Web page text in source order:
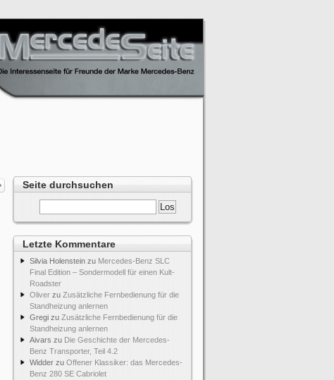
Seite durchsuchen
Letzte Kommentare
Silvia Holenstein zu Mercedes-Benz SLC
Final Edition – Sondermodell für einen Kult-
Roadster
Oliver zu Zusätzliche Fernbedienung für die
Standheizung anlernen
Gregi zu Zusätzliche Fernbedienung für die
Standheizung anlernen
Aivars zu Die Geschichte der Mercedes-
Benz Transporter, Teil 4.2
Widder zu Offener Klassiker: das Mercedes-
Benz 280 SE Cabriolet